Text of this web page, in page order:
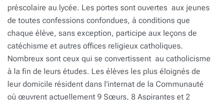
préscolaire au lycée. Les portes sont ouvertes aux jeunes
de toutes confessions confondues, à conditions que
chaque élève, sans exception, participe aux leçons de
catéchisme et autres offices religieux catholiques.
Nombreux sont ceux qui se convertissent au catholicisme
à la fin de leurs études. Les élèves les plus éloignés de
leur domicile résident dans l’internat de la Communauté
où œuvrent actuellement 9 Sœurs, 8 Aspirantes et 2